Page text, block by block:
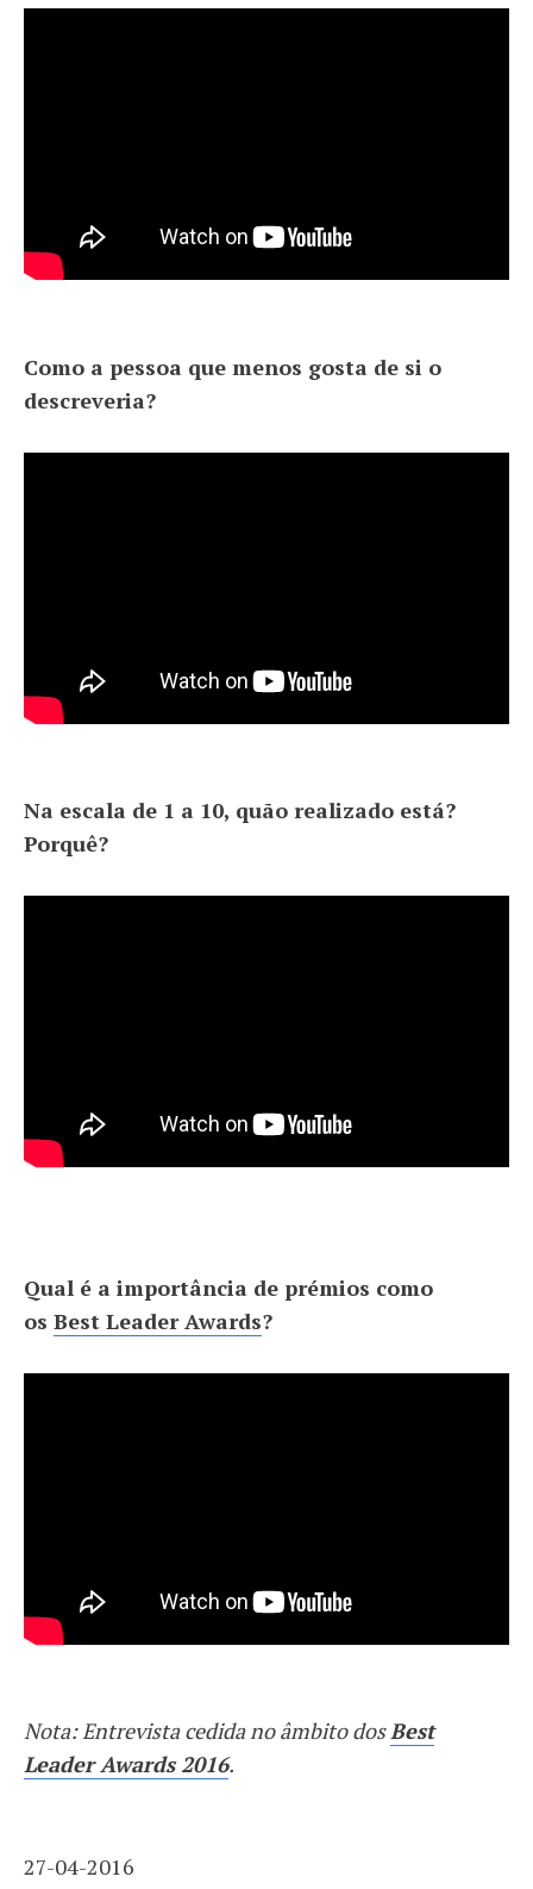
Como a pessoa que menos gosta de si o
descreveria?
Na escala de 1 a 10, quão realizado está?
Porquê?
Qual é a importância de prémios como
os Best Leader Awards?
Nota: Entrevista cedida no âmbito dosBest
Leader Awards 2016.
27-04-2016